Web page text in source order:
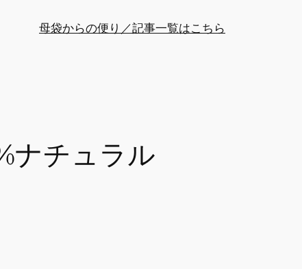
母袋からの便り／記事一覧はこちら
ナチュラル